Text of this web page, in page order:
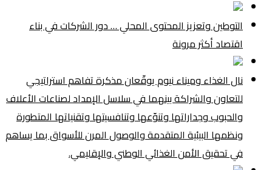
التوطين وتعزيز المحتوى المحلي … دور الشركات في بناء
اقتصاد أكثر مرونة
نال الغذاء وميناء نيوم يوقّعان مذكرة تفاهم استراتيجي
للتعاون والشراكة بينهما في سلاسل الإمداد لصناعات الأعلاف
والحبوب وجداراتها وتنوّعها وتنافسيتها وتقنياتها المتطورة
ونظمها البيئية المتقدمة والوصول المرن للأسواق بما يساهم
في تحقيق الأمن الغذائي الوطني والإقليمي.